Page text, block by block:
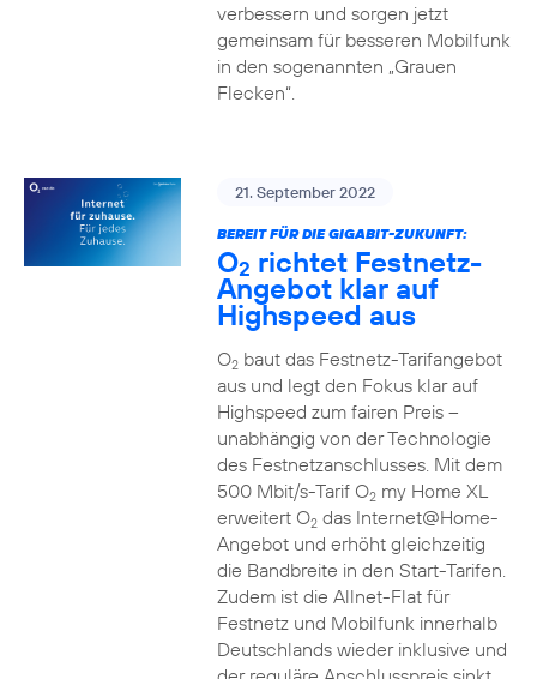
verbessern und sorgen jetzt
gemeinsam für besseren Mobilfunk
in den sogenannten „Grauen
Flecken“.
21. September 2022
BEREIT FÜR DIE GIGABIT-ZUKUNFT:
O2 richtet Festnetz-
Angebot klar auf
Highspeed aus
O2baut das Festnetz-Tarifangebot
aus und legt den Fokus klar auf
Highspeed zum fairen Preis –
unabhängig von der Technologie
des Festnetzanschlusses. Mit dem
500 Mbit/s-Tarif O2my Home XL
erweitert O2das Internet@Home-
Angebot und erhöht gleichzeitig
die Bandbreite in den Start-Tarifen.
Zudem ist die Allnet-Flat für
Festnetz und Mobilfunk innerhalb
Deutschlands wieder inklusive und